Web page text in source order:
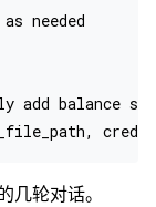
needed
balance
几轮对话。